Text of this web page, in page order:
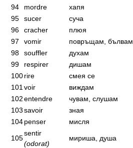
94
mordre хапя
95
sucer суча
96
cracher плюя
97
vomir повръщам, бълвам
98
souffler духам
99
respirer дишам
100rire смея се
101 voir виждам
102entendre чувам, слушам
103savoir зная
104penser мисля
105
sentir
(odorat)
мириша, душа